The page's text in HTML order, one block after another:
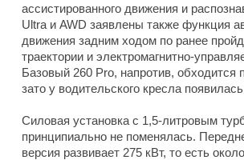
ассистированного движения и
Ultra и AWD заявлены также функция
движения задним ходом по ранее
траектории и электромагнитно-
Базовый 260 Pro, напротив, обходится
зато у водительского кресла
Силовая установка с 1,5-литровым
принципиально не поменялась.
версия развивает 275 кВт, то есть